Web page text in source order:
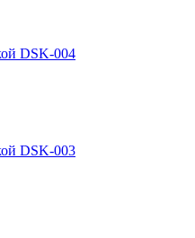
DSK-004
DSK-003